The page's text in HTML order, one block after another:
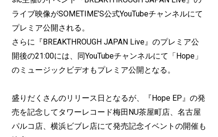
ライブ映像がSOMETIME’S公式YouTubeチャンネルにて
プレミア公開される。
さらに『BREAKTHROUGH JAPAN Live』のプレミア公
開後の21:00には、同YouTubeチャンネルにて「Hope」
のミュージックビデオもプレミア公開となる。
盛りだくさんのリリース日となるが、『Hope EP』の発
売を記念してタワーレコード梅田NU茶屋町店、名古屋
パルコ店、横浜ビブレ店にて発売記念イベントの開催も